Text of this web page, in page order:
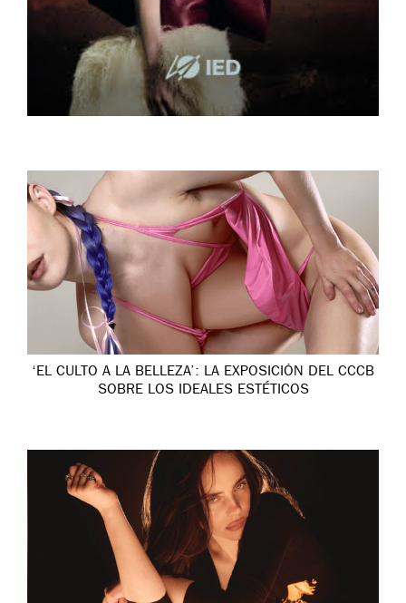
‘EL CULTO A LA BELLEZA’: LA EXPOSICIÓN DEL CCCB
SOBRE LOS IDEALES ESTÉTICOS